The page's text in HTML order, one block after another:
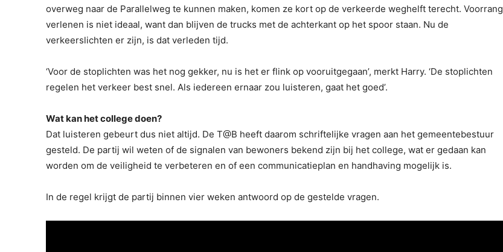
overweg naar de Parallelweg te kunnen maken, komen ze kort op de verkeerde weghelft terecht. Voorrang
verlenen is niet ideaal, want dan blijven de trucks met de achterkant op het spoor staan. Nu de
verkeerslichten er zijn, is dat verleden tijd.
‘Voor de stoplichten was het nog gekker, nu is het er flink op vooruitgegaan’, merkt Harry. ‘De stoplichten
regelen het verkeer best snel. Als iedereen ernaar zou luisteren, gaat het goed’.
Wat kan het college doen?
Dat luisteren gebeurt dus niet altijd. De T@B heeft daarom schriftelijke vragen aan het gemeentebestuur
gesteld. De partij wil weten of de signalen van bewoners bekend zijn bij het college, wat er gedaan kan
worden om de veiligheid te verbeteren en of een communicatieplan en handhaving mogelijk is.
In de regel krijgt de partij binnen vier weken antwoord op de gestelde vragen.